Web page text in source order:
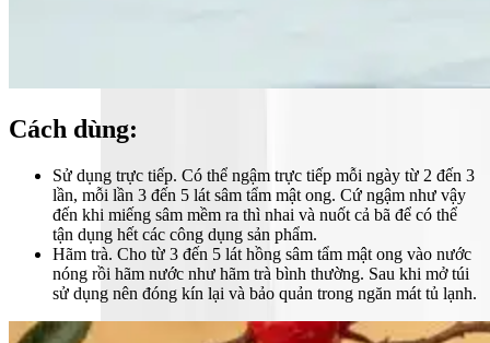
Cách dùng:
Sử dụng trực tiếp. Có thể ngậm trực tiếp mỗi ngày từ 2 đến 3
lần, mỗi lần 3 đến 5 lát sâm tẩm mật ong. Cứ ngậm như vậy
đến khi miếng sâm mềm ra thì nhai và nuốt cả bã để có thể
tận dụng hết các công dụng sản phẩm.
Hãm trà. Cho từ 3 đến 5 lát hồng sâm tẩm mật ong vào nước
nóng rồi hãm nước như hãm trà bình thường. Sau khi mở túi
sử dụng nên đóng kín lại và bảo quản trong ngăn mát tủ lạnh.